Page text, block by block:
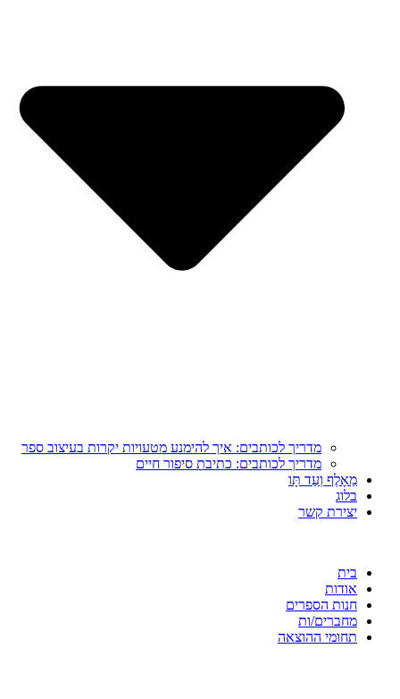
מדריך לכותבים: איך להימנע מטעויות יקרות בעיצוב ספר
מדריך לכותבים: כתיבת סיפור חיים
מֵאָלֶף וְעַד תָּו
בלוג
יצירת קשר
בית
אודות
חנות הספרים
מחברים/ות
תחומי ההוצאה